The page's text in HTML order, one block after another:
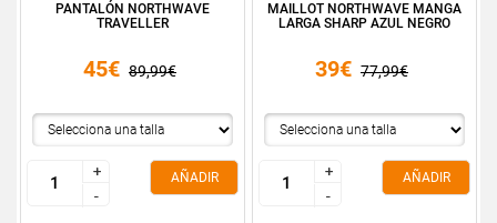
PANTALÓN NORTHWAVE
TRAVELLER
45€ 89,99€
+
-
+
-
AÑADIR
MAILLOT NORTHWAVE MANGA
LARGA SHARP AZUL NEGRO
39€ 77,99€
+
-
+
-
AÑADIR